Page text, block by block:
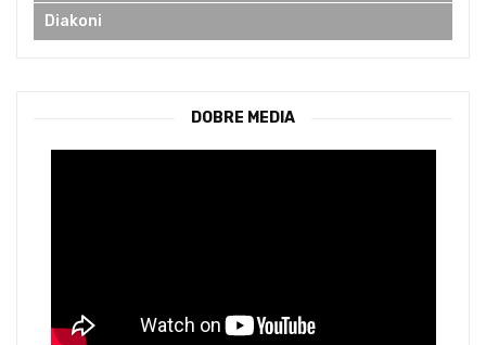
Diakoni
DOBRE MEDIA